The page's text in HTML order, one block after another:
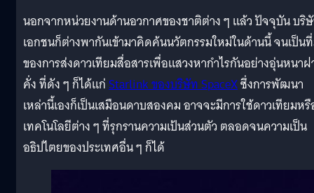
นอกจากหน่วยงานด้านอวกาศของชาติต่าง ๆ แล้ว ปัจจุบัน บริ
เอกชนก็ต่างพากันเข้ามาคิดค้นนวัตกรรมใหม่ในด้านนี้ จนเป็น
ของการส่งดาวเทียมสื่อสารเพื่อแสวงหากำไรกันอย่างอุ่นหนาฝ
คั่ง ที่ดัง ๆ ก็ได้แก่Starlink ของบริษัท SpaceXซึ่งการพัฒนา
เหล่านี้เองก็เป็นเสมือนดาบสองคม อาจจะมีการใช้ดาวเทียมห
เทคโนโลยีต่าง ๆ ที่รุกรานความเป้นส่วนตัว ตลอดจนความเป็น
อธิปไตยของประเทศอื่น ๆ ก็ได้